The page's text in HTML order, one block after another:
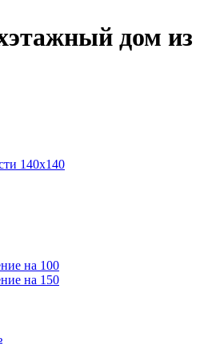
дом из
140x140
на 100
на 150